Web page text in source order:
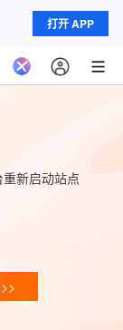
打开 APP
新启动站点